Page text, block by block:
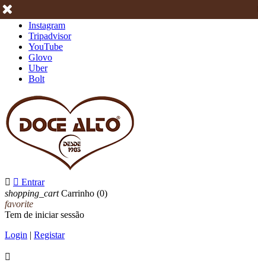
Instagram
Tripadvisor
YouTube
Glovo
Uber
Bolt
  Entrar
shopping_cart Carrinho (0)
favorite
Tem de iniciar sessão
Login | Registar
